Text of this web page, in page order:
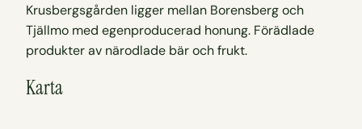
Krusbergsgården ligger mellan Borensberg och
Tjällmo med egenproducerad honung. Förädlade
produkter av närodlade bär och frukt.
Karta